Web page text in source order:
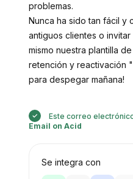
problemas.
Nunca ha sido tan fácil y
antiguos clientes o
mismo nuestra plantilla
retención y reactivación
para despegar mañana!
Este correo
Email on Acid
Se integra con